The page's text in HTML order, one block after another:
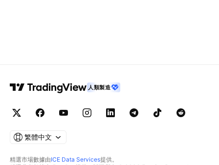
人類製造
繁體中文
精選市場數據由ICE Data Services提供。